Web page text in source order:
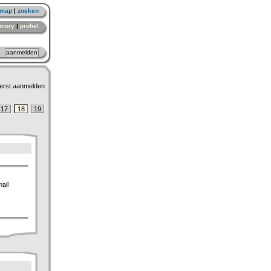
| zoeken
| profiel
aanmelden
17 18 19